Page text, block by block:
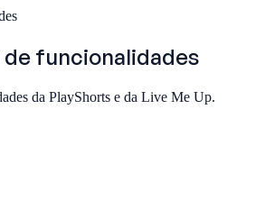
funcionalidades
da PlayShorts e da Live Me Up.